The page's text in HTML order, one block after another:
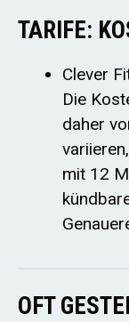
TARIFE:
Clever
Die
daher
mit 12
OFT